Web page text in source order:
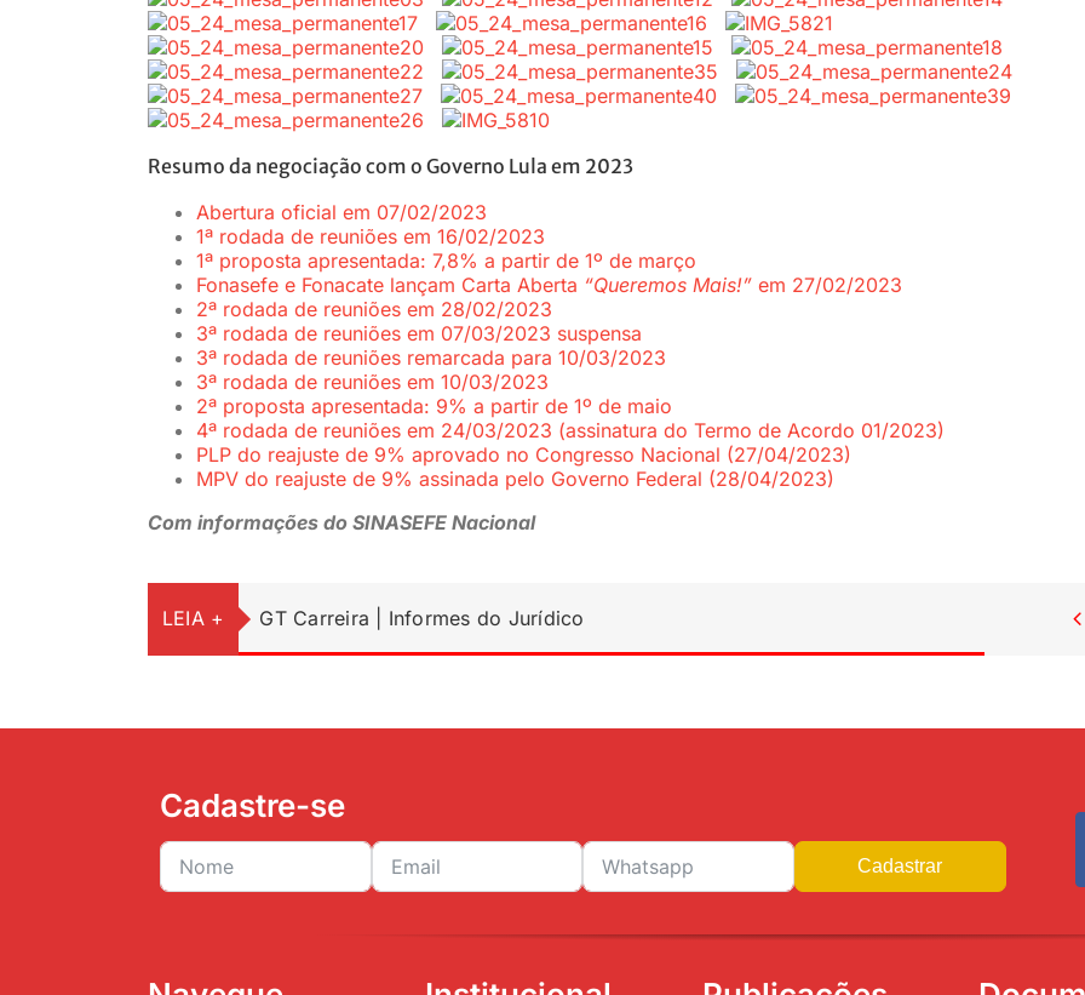
Resumo da negociação com o Governo Lula em 2023
Abertura oficial em 07/02/2023
1ª rodada de reuniões em 16/02/2023
1ª proposta apresentada: 7,8% a partir de 1º de março
Fonasefe e Fonacate lançam Carta Aberta “Queremos Mais!”em 27/02/2023
2ª rodada de reuniões em 28/02/2023
3ª rodada de reuniões em 07/03/2023 suspensa
3ª rodada de reuniões remarcada para 10/03/2023
3ª rodada de reuniões em 10/03/2023
2ª proposta apresentada: 9% a partir de 1º de maio
4ª rodada de reuniões em 24/03/2023 (assinatura do Termo de Acordo 01/2023)
PLP do reajuste de 9% aprovado no Congresso Nacional (27/04/2023)
MPV do reajuste de 9% assinada pelo Governo Federal (28/04/2023)
Com informações do SINASEFE Nacional
LEIA + GT Carreira | Informes do Jurídico 
Cadastre-se
Cadastrar